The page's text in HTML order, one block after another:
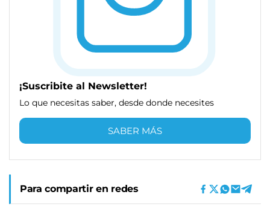
¡Suscribite al Newsletter!
Lo que necesitas saber, desde donde necesites
SABER MÁS
Para compartir en redes